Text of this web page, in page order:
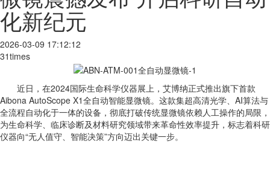
化新纪元
2026-03-09 17:12:12
31times
近日，在2024国际生命科学仪器展上，艾博纳正式推出旗下首款
Aibona AutoScope X1全自动智能显微镜。这款集超高清光学、AI算法与
全流程自动化于一体的设备，彻底打破传统显微镜依赖人工操作的局限，
为生命科学、临床诊断及材料研究领域带来革命性效率提升，标志着科研
仪器向“无人值守、智能决策”方向迈出关键一步。